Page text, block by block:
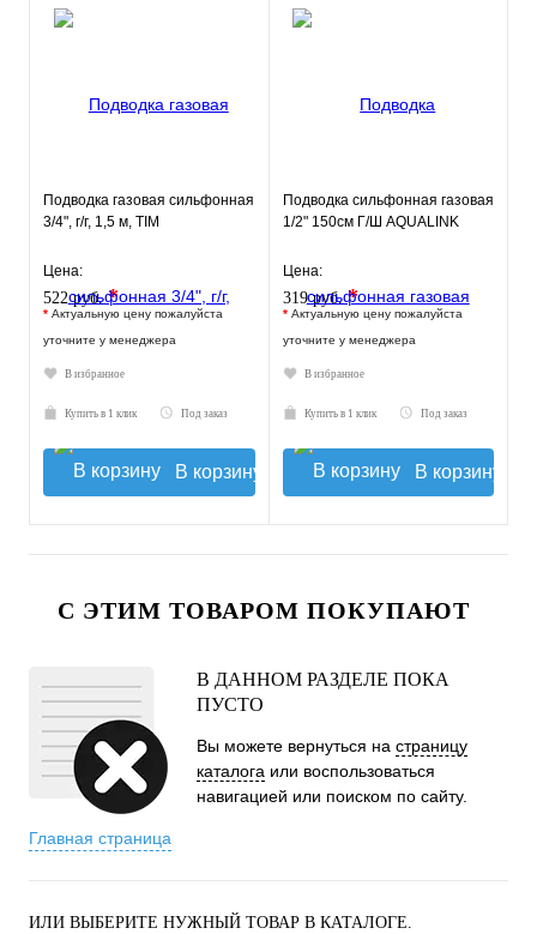
Подводка газовая сильфонная
3/4", г/г, 1,5 м, TIM
Цена:
522 руб.*
* Актуальную цену пожалуйста
уточните у менеджера
В избранное
Купить в 1 клик Под заказ
В корзину
Подводка сильфонная газовая
1/2" 150см Г/Ш AQUALINK
Цена:
319 руб.*
* Актуальную цену пожалуйста
уточните у менеджера
В избранное
Купить в 1 клик Под заказ
В корзину
С ЭТИМ ТОВАРОМ ПОКУПАЮТ
В ДАННОМ РАЗДЕЛЕ ПОКА
ПУСТО
Вы можете вернуться на страницу
каталога или воспользоваться
навигацией или поиском по сайту.
Главная страница
ИЛИ ВЫБЕРИТЕ НУЖНЫЙ ТОВАР В КАТАЛОГЕ.